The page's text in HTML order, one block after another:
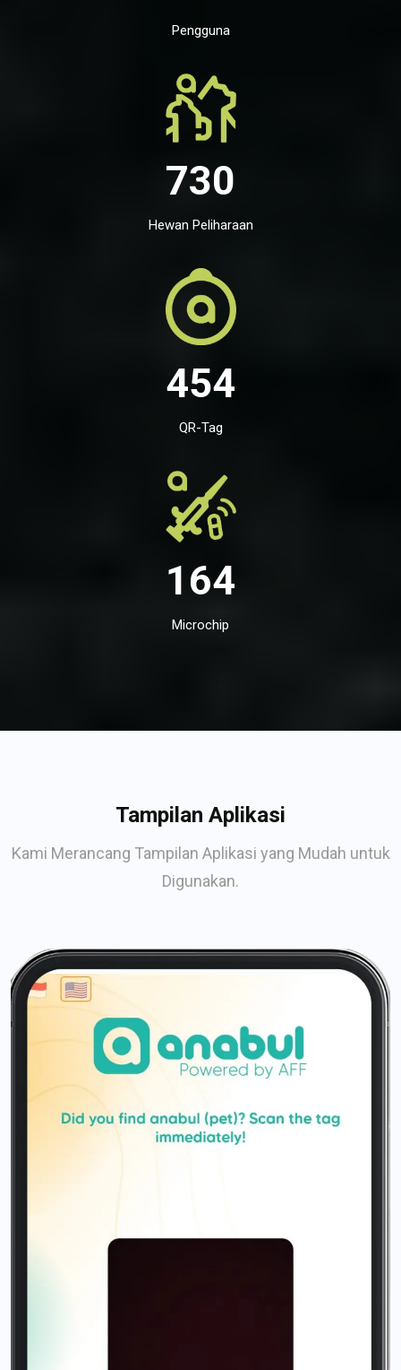
Pengguna
730
Hewan Peliharaan
454
QR-Tag
164
Microchip
Tampilan Aplikasi
Kami Merancang Tampilan Aplikasi yang Mudah untuk
Digunakan.